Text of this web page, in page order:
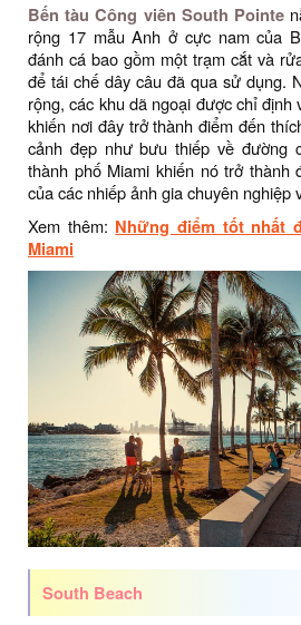
Bến tàu Công viên South Pointe
rộng 17 mẫu Anh ở cực nam của
đánh cá bao gồm một trạm cắt và
để tái chế dây câu đã qua sử dụng.
rộng, các khu dã ngoại được chỉ định
khiến nơi đây trở thành điểm đến
cảnh đẹp như bưu thiếp về đường
thành phố Miami khiến nó trở thành
của các nhiếp ảnh gia chuyên nghiệp
Xem thêm: Những điểm tốt nhất
Miami
South Beach